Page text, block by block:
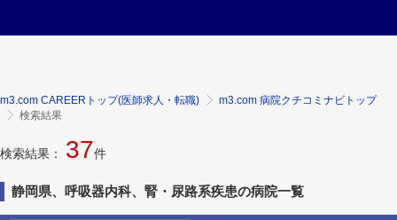
m3.com CAREERトップ(医師求人・転職)
m3.com 病院クチコミナビトップ
検索結果
検索結果： 37件
静岡県、呼吸器内科、腎・尿路系疾患の病院一覧